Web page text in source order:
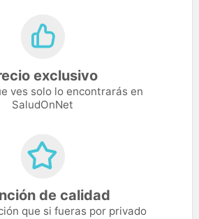
exclusivo
ves solo lo encontrarás en
SaludOnNet
de calidad
que si fueras por privado